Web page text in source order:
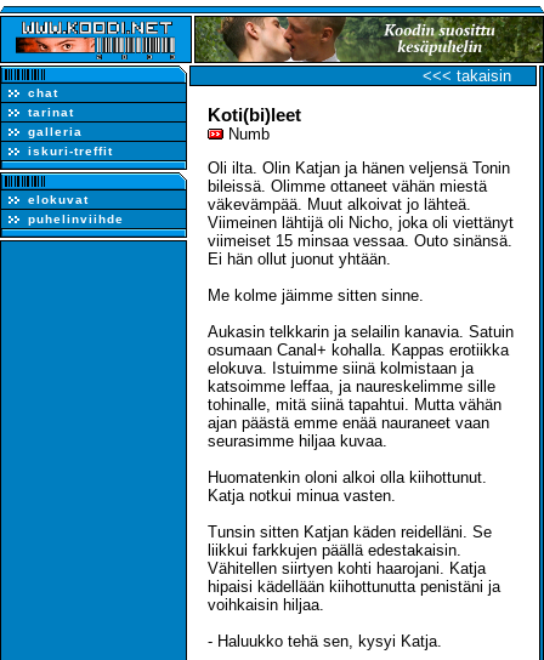
chat
tarinat
galleria
iskuri-treffit
elokuvat
puhelinviihde
<<< takaisin
Koti(bi)leet
Numb
Oli ilta. Olin Katjan ja hänen veljensä Tonin
bileissä. Olimme ottaneet vähän miestä
väkevämpää. Muut alkoivat jo lähteä.
Viimeinen lähtijä oli Nicho, joka oli viettänyt
viimeiset 15 minsaa vessaa. Outo sinänsä.
Ei hän ollut juonut yhtään.
Me kolme jäimme sitten sinne.
Aukasin telkkarin ja selailin kanavia. Satuin
osumaan Canal+ kohalla. Kappas erotiikka
elokuva. Istuimme siinä kolmistaan ja
katsoimme leffaa, ja naureskelimme sille
tohinalle, mitä siinä tapahtui. Mutta vähän
ajan päästä emme enää nauraneet vaan
seurasimme hiljaa kuvaa.
Huomatenkin oloni alkoi olla kiihottunut.
Katja notkui minua vasten.
Tunsin sitten Katjan käden reidelläni. Se
liikkui farkkujen päällä edestakaisin.
Vähitellen siirtyen kohti haarojani. Katja
hipaisi kädellään kiihottunutta penistäni ja
voihkaisin hiljaa.
- Haluukko tehä sen, kysyi Katja.